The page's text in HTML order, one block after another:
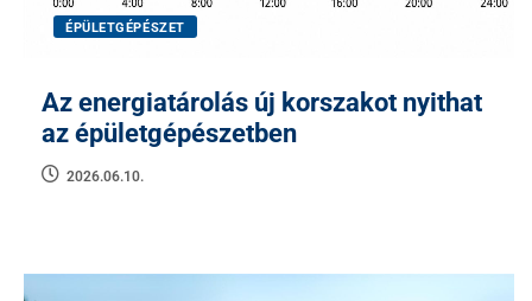
ÉPÜLETGÉPÉSZET
Az energiatárolás új korszakot nyithat
az épületgépészetben
2026.06.10.